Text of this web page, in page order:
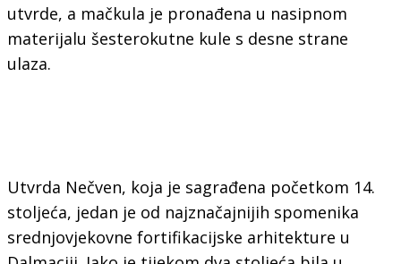
utvrde, a mačkula je pronađena u nasipnom
materijalu šesterokutne kule s desne strane
ulaza.
Utvrda Nečven, koja je sagrađena početkom 14.
stoljeća, jedan je od najznačajnijih spomenika
srednjovjekovne fortifikacijske arhitekture u